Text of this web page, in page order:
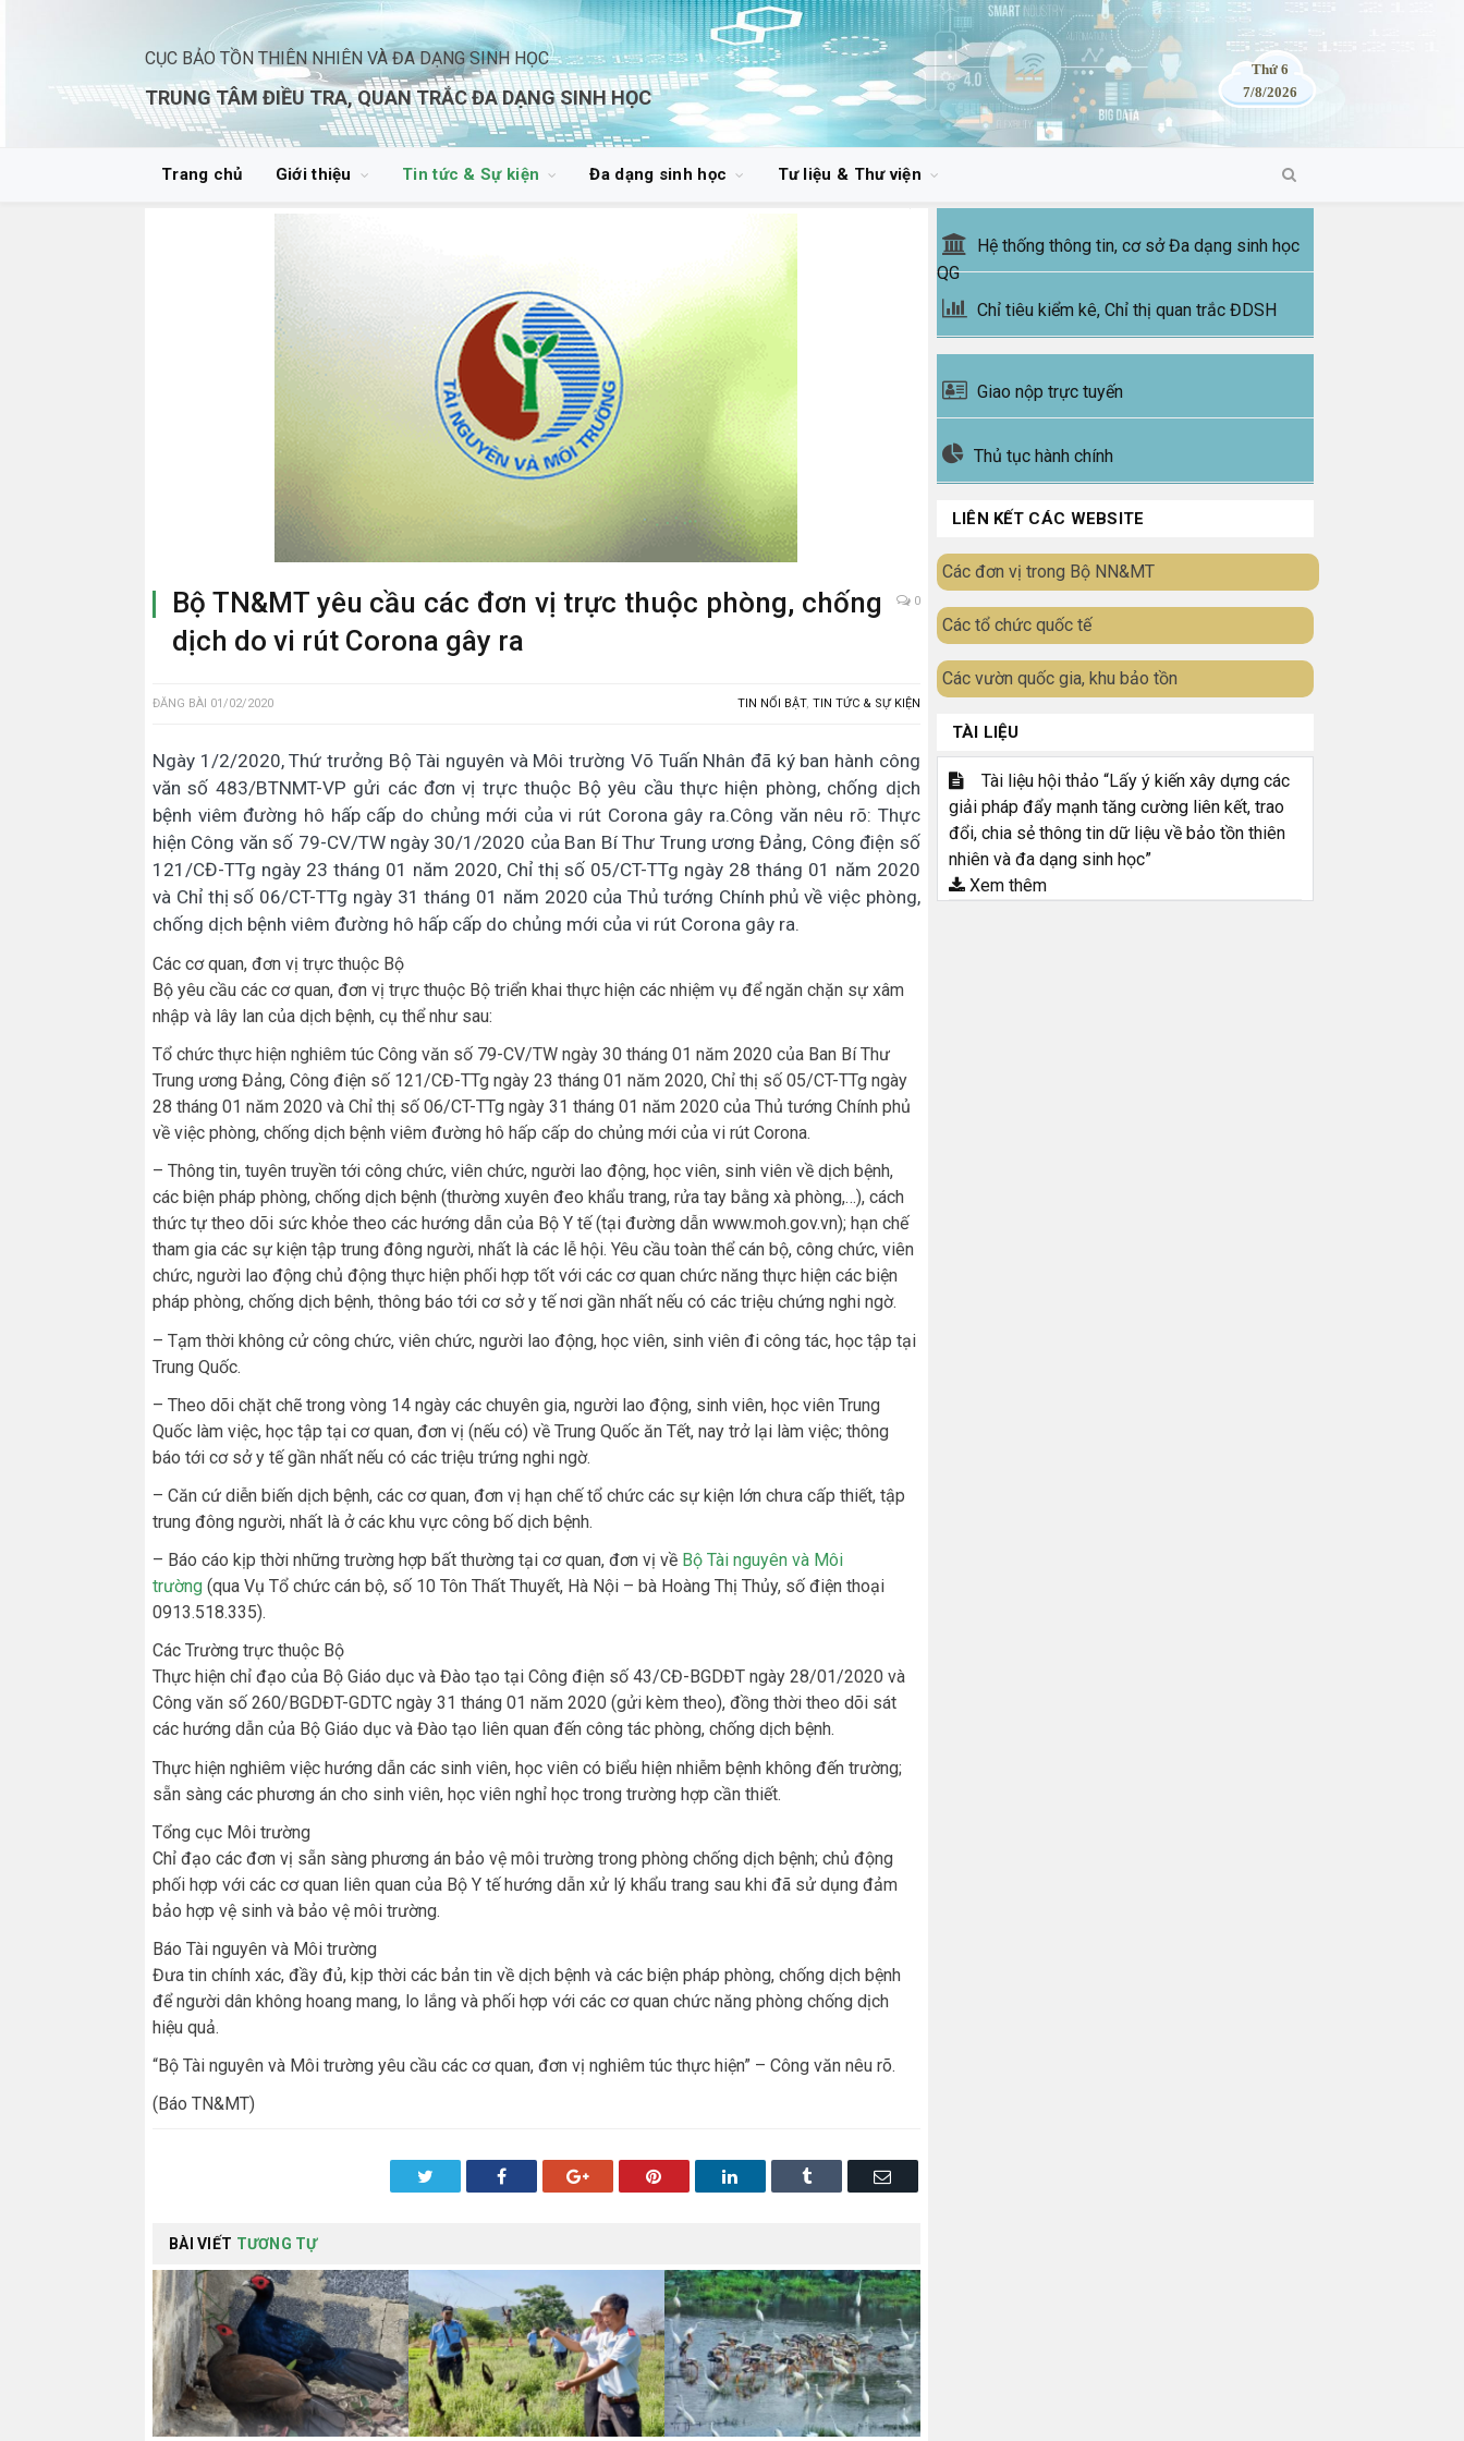
CỤC BẢO TỒN THIÊN NHIÊN VÀ ĐA DẠNG SINH HỌC
TRUNG TÂM ĐIỀU TRA, QUAN TRẮC ĐA DẠNG SINH HỌC
Thứ 6
7/8/2026
Trang chủ Giới thiệu Tin tức & Sự kiện Đa dạng sinh học Tư liệu & Thư viện
Bộ TN&MT yêu cầu các đơn vị trực thuộc phòng, chống
dịch do vi rút Corona gây ra
0
ĐĂNG BÀI 01/02/2020 TIN NỔI BẬT, TIN TỨC & SỰ KIỆN
Ngày 1/2/2020, Thứ trưởng Bộ Tài nguyên và Môi trường Võ Tuấn Nhân đã ký ban hành công
văn số 483/BTNMT-VP gửi các đơn vị trực thuộc Bộ yêu cầu thực hiện phòng, chống dịch
bệnh viêm đường hô hấp cấp do chủng mới của vi rút Corona gây ra.Công văn nêu rõ: Thực
hiện Công văn số 79-CV/TW ngày 30/1/2020 của Ban Bí Thư Trung ương Đảng, Công điện số
121/CĐ-TTg ngày 23 tháng 01 năm 2020, Chỉ thị số 05/CT-TTg ngày 28 tháng 01 năm 2020
và Chỉ thị số 06/CT-TTg ngày 31 tháng 01 năm 2020 của Thủ tướng Chính phủ về việc phòng,
chống dịch bệnh viêm đường hô hấp cấp do chủng mới của vi rút Corona gây ra.
Các cơ quan, đơn vị trực thuộc Bộ
Bộ yêu cầu các cơ quan, đơn vị trực thuộc Bộ triển khai thực hiện các nhiệm vụ để ngăn chặn sự xâm
nhập và lây lan của dịch bệnh, cụ thể như sau:
Tổ chức thực hiện nghiêm túc Công văn số 79-CV/TW ngày 30 tháng 01 năm 2020 của Ban Bí Thư
Trung ương Đảng, Công điện số 121/CĐ-TTg ngày 23 tháng 01 năm 2020, Chỉ thị số 05/CT-TTg ngày
28 tháng 01 năm 2020 và Chỉ thị số 06/CT-TTg ngày 31 tháng 01 năm 2020 của Thủ tướng Chính phủ
về việc phòng, chống dịch bệnh viêm đường hô hấp cấp do chủng mới của vi rút Corona.
– Thông tin, tuyên truyền tới công chức, viên chức, người lao động, học viên, sinh viên về dịch bệnh,
các biện pháp phòng, chống dịch bệnh (thường xuyên đeo khẩu trang, rửa tay bằng xà phòng,…), cách
thức tự theo dõi sức khỏe theo các hướng dẫn của Bộ Y tế (tại đường dẫn www.moh.gov.vn); hạn chế
tham gia các sự kiện tập trung đông người, nhất là các lễ hội. Yêu cầu toàn thể cán bộ, công chức, viên
chức, người lao động chủ động thực hiện phối hợp tốt với các cơ quan chức năng thực hiện các biện
pháp phòng, chống dịch bệnh, thông báo tới cơ sở y tế nơi gần nhất nếu có các triệu chứng nghi ngờ.
– Tạm thời không cử công chức, viên chức, người lao động, học viên, sinh viên đi công tác, học tập tại
Trung Quốc.
– Theo dõi chặt chẽ trong vòng 14 ngày các chuyên gia, người lao động, sinh viên, học viên Trung
Quốc làm việc, học tập tại cơ quan, đơn vị (nếu có) về Trung Quốc ăn Tết, nay trở lại làm việc; thông
báo tới cơ sở y tế gần nhất nếu có các triệu trứng nghi ngờ.
– Căn cứ diễn biến dịch bệnh, các cơ quan, đơn vị hạn chế tổ chức các sự kiện lớn chưa cấp thiết, tập
trung đông người, nhất là ở các khu vực công bố dịch bệnh.
– Báo cáo kịp thời những trường hợp bất thường tại cơ quan, đơn vị về Bộ Tài nguyên và Môi
trường (qua Vụ Tổ chức cán bộ, số 10 Tôn Thất Thuyết, Hà Nội – bà Hoàng Thị Thủy, số điện thoại
0913.518.335).
Các Trường trực thuộc Bộ
Thực hiện chỉ đạo của Bộ Giáo dục và Đào tạo tại Công điện số 43/CĐ-BGDĐT ngày 28/01/2020 và
Công văn số 260/BGDĐT-GDTC ngày 31 tháng 01 năm 2020 (gửi kèm theo), đồng thời theo dõi sát
các hướng dẫn của Bộ Giáo dục và Đào tạo liên quan đến công tác phòng, chống dịch bệnh.
Thực hiện nghiêm việc hướng dẫn các sinh viên, học viên có biểu hiện nhiễm bệnh không đến trường;
sẵn sàng các phương án cho sinh viên, học viên nghỉ học trong trường hợp cần thiết.
Tổng cục Môi trường
Chỉ đạo các đơn vị sẵn sàng phương án bảo vệ môi trường trong phòng chống dịch bệnh; chủ động
phối hợp với các cơ quan liên quan của Bộ Y tế hướng dẫn xử lý khẩu trang sau khi đã sử dụng đảm
bảo hợp vệ sinh và bảo vệ môi trường.
Báo Tài nguyên và Môi trường
Đưa tin chính xác, đầy đủ, kịp thời các bản tin về dịch bệnh và các biện pháp phòng, chống dịch bệnh
để người dân không hoang mang, lo lắng và phối hợp với các cơ quan chức năng phòng chống dịch
hiệu quả.
“Bộ Tài nguyên và Môi trường yêu cầu các cơ quan, đơn vị nghiêm túc thực hiện” – Công văn nêu rõ.
(Báo TN&MT)
Twitter Facebook Google+ Pinterest LinkedIn Tumblr Email
BÀI VIẾT TƯƠNG TỰ
Hệ thống thông tin, cơ sở Đa dạng sinh học
QG
Chỉ tiêu kiểm kê, Chỉ thị quan trắc ĐDSH
Giao nộp trực tuyến
Thủ tục hành chính
LIÊN KẾT CÁC WEBSITE
Các đơn vị trong Bộ NN&MT
Các tổ chức quốc tế
Các vườn quốc gia, khu bảo tồn
TÀI LIỆU
Tài liệu hội thảo “Lấy ý kiến xây dựng các
giải pháp đẩy mạnh tăng cường liên kết, trao
đổi, chia sẻ thông tin dữ liệu về bảo tồn thiên
nhiên và đa dạng sinh học”
Xem thêm